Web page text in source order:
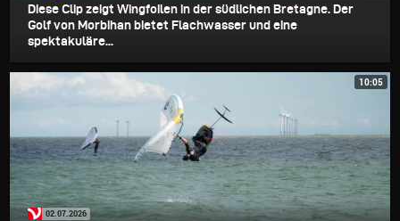
Diese Clip zeigt Wingfoilen in der südlichen Bretagne. Der
Golf von Morbihan bietet Flachwasser und eine
spektakuläre...
10:05
02.07.2026